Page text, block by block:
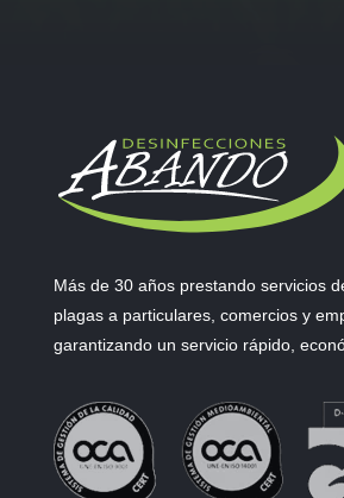
Más de 30 años prestando servicios
plagas a particulares, comercios y
garantizando un servicio rápido,